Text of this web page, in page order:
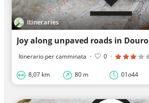
Itineraries
Joy along unpaved roads in Douro
Itinerario per camminata · 0 ·
8,07 km 80 m 01o44